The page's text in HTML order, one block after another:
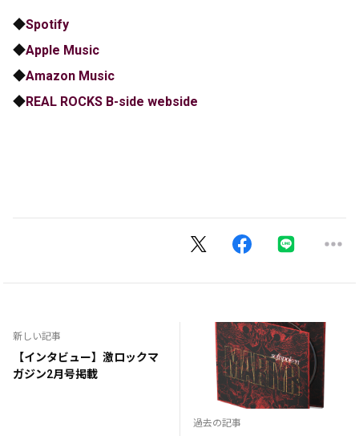
◆Spotify
◆Apple Music
◆Amazon Music
◆REAL ROCKS B-side webside
新しい記事
【インタビュー】激ロックマ
ガジン2月号掲載
過去の記事